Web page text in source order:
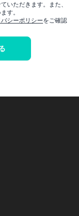
いただきます。また、
す。
シーポリシーをご確認